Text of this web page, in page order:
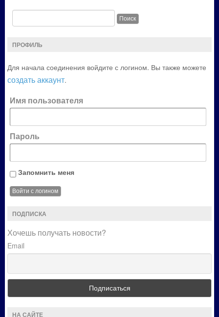
ПРОФИЛЬ
Для начала соединения войдите с логином. Вы также можете
создать аккаунт.
Имя пользователя
Пароль
Запомнить меня
ПОДПИСКА
Хочешь получать новости?
Email
НА САЙТЕ